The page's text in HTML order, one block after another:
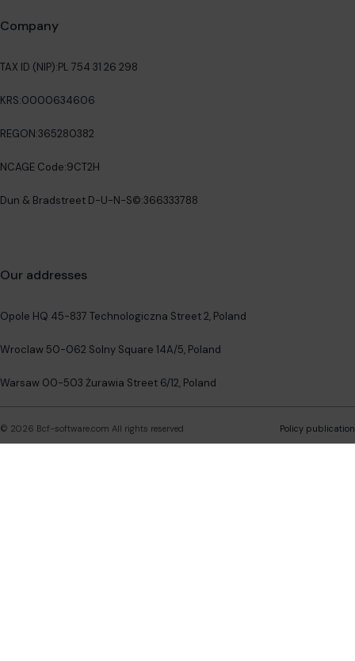
Company
TAX ID (NIP):PL 754 31 26 298
KRS:0000634606
REGON:365280382
NCAGE Code:9CT2H
Dun & Bradstreet D-U-N-S©:366333788
Our addresses
Opole HQ 45-837 Technologiczna Street 2, Poland
Wroclaw 50-062 Solny Square 14A/5, Poland
Warsaw 00-503 Żurawia Street 6/12, Poland
© 2026 Bcf-software.com All rights reserved Policy publication